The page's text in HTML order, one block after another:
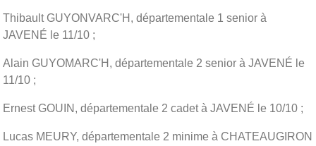
Thibault GUYONVARC'H, départementale 1 senior à
JAVENÉ le 11/10 ;
Alain GUYOMARC'H, départementale 2 senior à JAVENÉ le
11/10 ;
Ernest GOUIN, départementale 2 cadet à JAVENÉ le 10/10 ;
Lucas MEURY, départementale 2 minime à CHATEAUGIRON